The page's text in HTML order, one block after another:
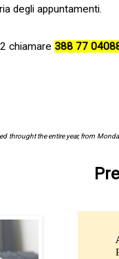
degli appuntamenti.
chiamare 388 77
throught the entire year, from